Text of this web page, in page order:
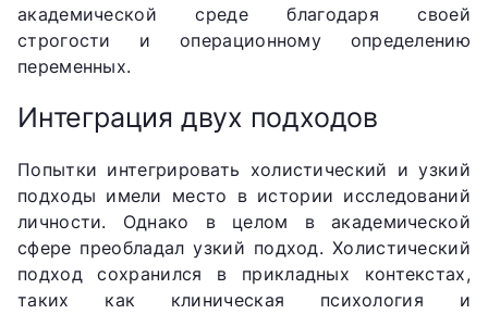
академической среде благодаря своей
строгости и операционному определению
переменных.
Интеграция двух подходов
Попытки интегрировать холистический и узкий
подходы имели место в истории исследований
личности. Однако в целом в академической
сфере преобладал узкий подход. Холистический
подход сохранился в прикладных контекстах,
таких как клиническая психология и